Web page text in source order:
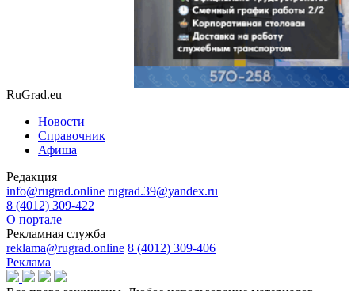
RuGrad.eu
Новости
Справочник
Афиша
Редакция
info@rugrad.online rugrad.39@yandex.ru
8 (4012) 309-422
О портале
Рекламная служба
reklama@rugrad.online 8 (4012) 309-406
Реклама